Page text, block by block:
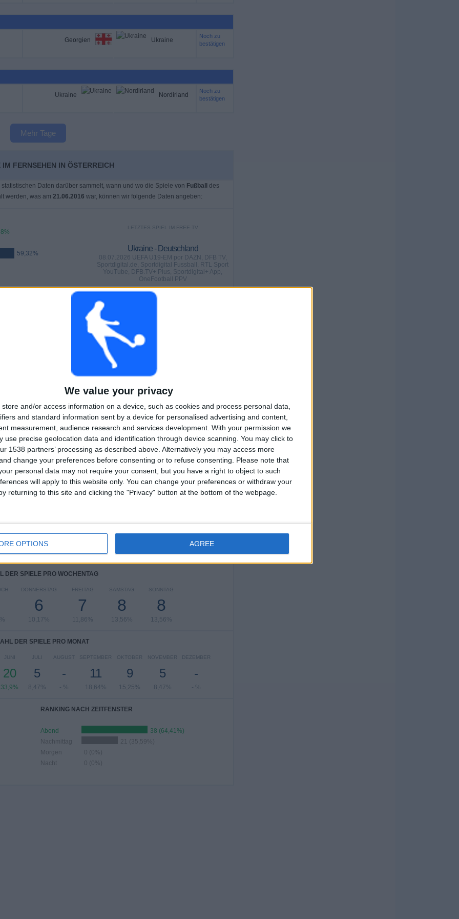
We value your privacy
store and/or access information on a device, such as cookies and process personal data,
and standard information sent by a device for personalised advertising and content,
measurement, audience research and services development. With your permission we
use precise geolocation data and identification through device scanning. You may click to
1538 partners’ processing as described above. Alternatively you may access more
change your preferences before consenting or to refuse consenting.
Please note that
personal data may not require your consent, but you have a right to object to such
will apply to this website only. You can change your preferences or withdraw your
returning to this site and clicking the "Privacy" button at the bottom of the webpage.
OPTIONS AGREE
Georgien Ukraine
Noch zu
bestätigen
Ukraine Nordirland
Noch zu
bestätigen
Mehr Tage
FERNSEHEN IN ÖSTERREICH
Daten darüber sammelt, wann und wo die Spiele von Fußball
des
werden, was am 21.06.2016 war, können wir folgende Daten angeben:
59,32%
LETZTES SPIEL IM FREE-TV
Ukraine - Deutschland
08.07.2026 UEFA U19-EM por DAZN, DFB TV,
Sportdigital.de, Sportdigital Fussball, RTL Sport
YouTube, DFB.TV+ Plus, Sportdigital+ App,
OneFootball PPV
OHNE GRATIS-
SPIELE
0
AUFEINANDERFOLGENDE
PAY-TV-SPIELE
GESAMT
31
GEGNER
3
VS Schottland
7
BEWERBE
RANKING NACH BEWERBEN
14 (23,73%)
14 (23,73%)
Gesamtes Ranking anzeigen
DER SPIELE PRO WOCHENTAG
DONNERSTAG
6
10,17%
FREITAG
7
11,86%
SAMSTAG
8
13,56%
SONNTAG
8
13,56%
DER SPIELE PRO MONAT
JUNI
20
33,9%
JULI
5
8,47%
AUGUST
-
- %
SEPTEMBER
11
18,64%
OKTOBER
9
15,25%
NOVEMBER
5
8,47%
DEZEMBER
-
- %
RANKING NACH ZEITFENSTER
Abend
38 (64,41%)
Nachmittag
21 (35,59%)
Morgen
0 (0%)
Nacht
0 (0%)